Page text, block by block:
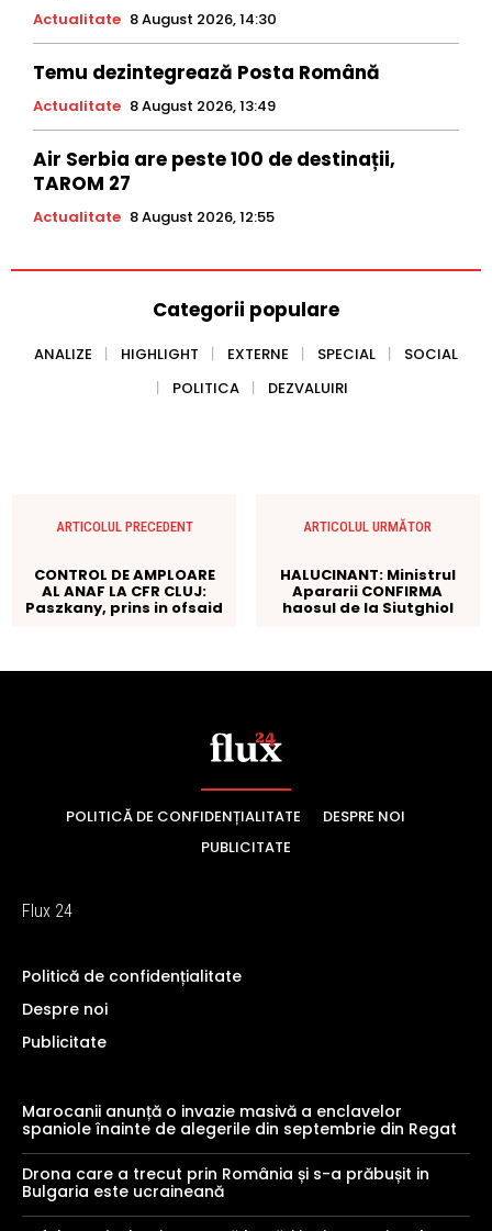
POLITICĂ DE CONFIDENȚIALITATE
DESPRE NOI
PUBLICITATE
Flux 24
Politică de confidențialitate
Despre noi
Publicitate
Marocanii anunță o invazie masivă a enclavelor
spaniole înainte de alegerile din septembrie din Regat
Drona care a trecut prin România și s-a prăbușit in
Bulgaria este ucraineană